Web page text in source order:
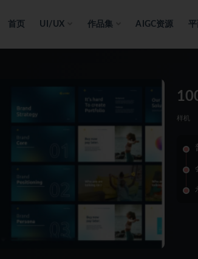
首页 UI/UX 作品集 AIGC资源 平
样机